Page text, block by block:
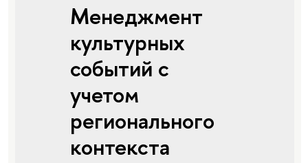
Менеджмент
культурных
событий с
учетом
регионального
контекста